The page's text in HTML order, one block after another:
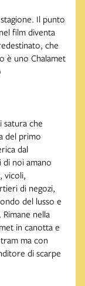
Il punto
film diventa
che
è uno Chalamet
satura che
del primo
dal
di noi amano
vicoli,
di negozi,
del lusso e
nella
in canotta e
ma con
di scarpe